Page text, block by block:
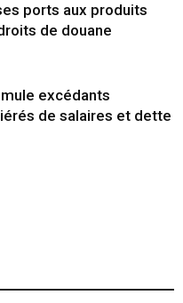
ports aux produits
de douane
excédants
de salaires et dette